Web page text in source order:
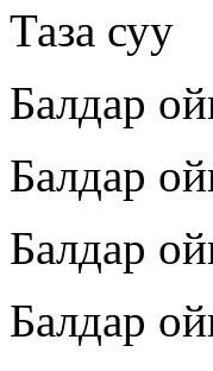
Таза суу
Балдар
Балдар
Балдар
Балдар